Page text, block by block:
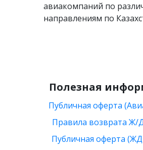
авиакомпаний по
направлениям по
Полезная
Публичная оферта
Правила возврата Ж/
Публичная оферта